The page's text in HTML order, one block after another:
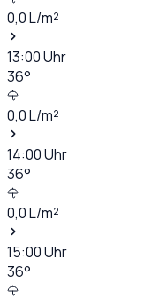
0,0L/m²
13:00Uhr
36°
0,0L/m²
14:00Uhr
36°
0,0L/m²
15:00Uhr
36°